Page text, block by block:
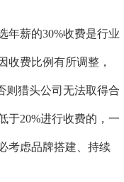
年薪的30%收费是行业
收费比例有所调整，
则猎头公司无法取得合
于20%进行收费的，一
考虑品牌搭建、持续